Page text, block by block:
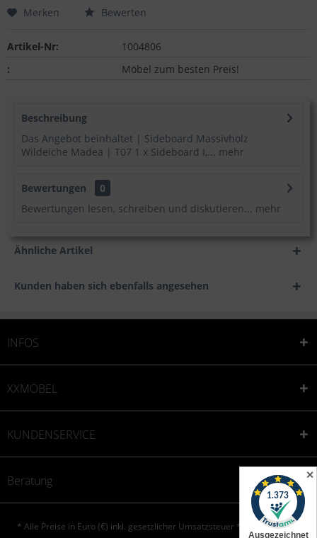
Merken Bewerten
Artikel-Nr:
1004806
:
Möbel zum besten Preis!
Beschreibung
Das Angebot beinhaltet | Sideboard Massivholz
Wildeiche Madea | T07 1 x Sideboard I,... mehr
Bewertungen
0
Bewertungen lesen, schreiben und diskutieren... mehr
Ähnliche Artikel
Kunden haben sich ebenfalls angesehen
✕
INFOS
XXMÖBEL
KUNDENSERVICE
Beratung
* Alle Preise in Euro (€) inkl. gesetzlicher Umsatzsteuer * © XXONE aktiv